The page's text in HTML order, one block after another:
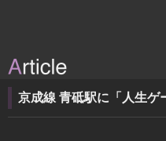
京成線 青砥駅に「人生ゲ